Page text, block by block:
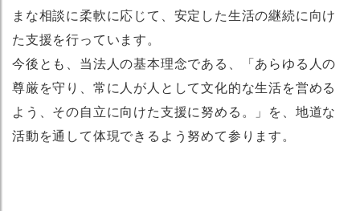
まな相談に柔軟に応じて、安定した生活の継続に向け
た支援を行っています。
今後とも、当法人の基本理念である、「あらゆる人の
尊厳を守り、常に人が人として文化的な生活を営める
よう、その自立に向けた支援に努める。」を、地道な
活動を通して体現できるよう努めて参ります。